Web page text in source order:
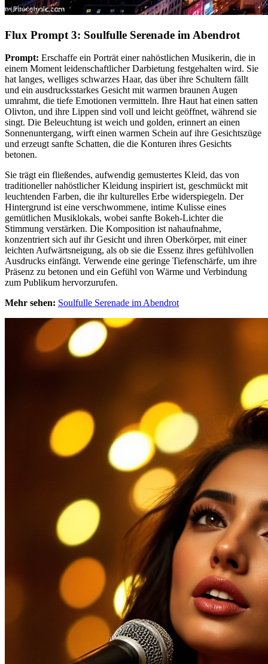
Flux Prompt 3: Soulfulle Serenade im Abendrot
Prompt: Erschaffe ein Porträt einer nahöstlichen Musikerin, die in
einem Moment leidenschaftlicher Darbietung festgehalten wird. Sie
hat langes, welliges schwarzes Haar, das über ihre Schultern fällt
und ein ausdrucksstarkes Gesicht mit warmen braunen Augen
umrahmt, die tiefe Emotionen vermitteln. Ihre Haut hat einen satten
Olivton, und ihre Lippen sind voll und leicht geöffnet, während sie
singt. Die Beleuchtung ist weich und golden, erinnert an einen
Sonnenuntergang, wirft einen warmen Schein auf ihre Gesichtszüge
und erzeugt sanfte Schatten, die die Konturen ihres Gesichts
betonen.
Sie trägt ein fließendes, aufwendig gemustertes Kleid, das von
traditioneller nahöstlicher Kleidung inspiriert ist, geschmückt mit
leuchtenden Farben, die ihr kulturelles Erbe widerspiegeln. Der
Hintergrund ist eine verschwommene, intime Kulisse eines
gemütlichen Musiklokals, wobei sanfte Bokeh-Lichter die
Stimmung verstärken. Die Komposition ist nahaufnahme,
konzentriert sich auf ihr Gesicht und ihren Oberkörper, mit einer
leichten Aufwärtsneigung, als ob sie die Essenz ihres gefühlvollen
Ausdrucks einfängt. Verwende eine geringe Tiefenschärfe, um ihre
Präsenz zu betonen und ein Gefühl von Wärme und Verbindung
zum Publikum hervorzurufen.
Mehr sehen: Soulfulle Serenade im Abendrot